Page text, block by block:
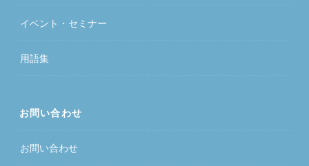
イベント・セミナー
用語集
お問い合わせ
お問い合わせ